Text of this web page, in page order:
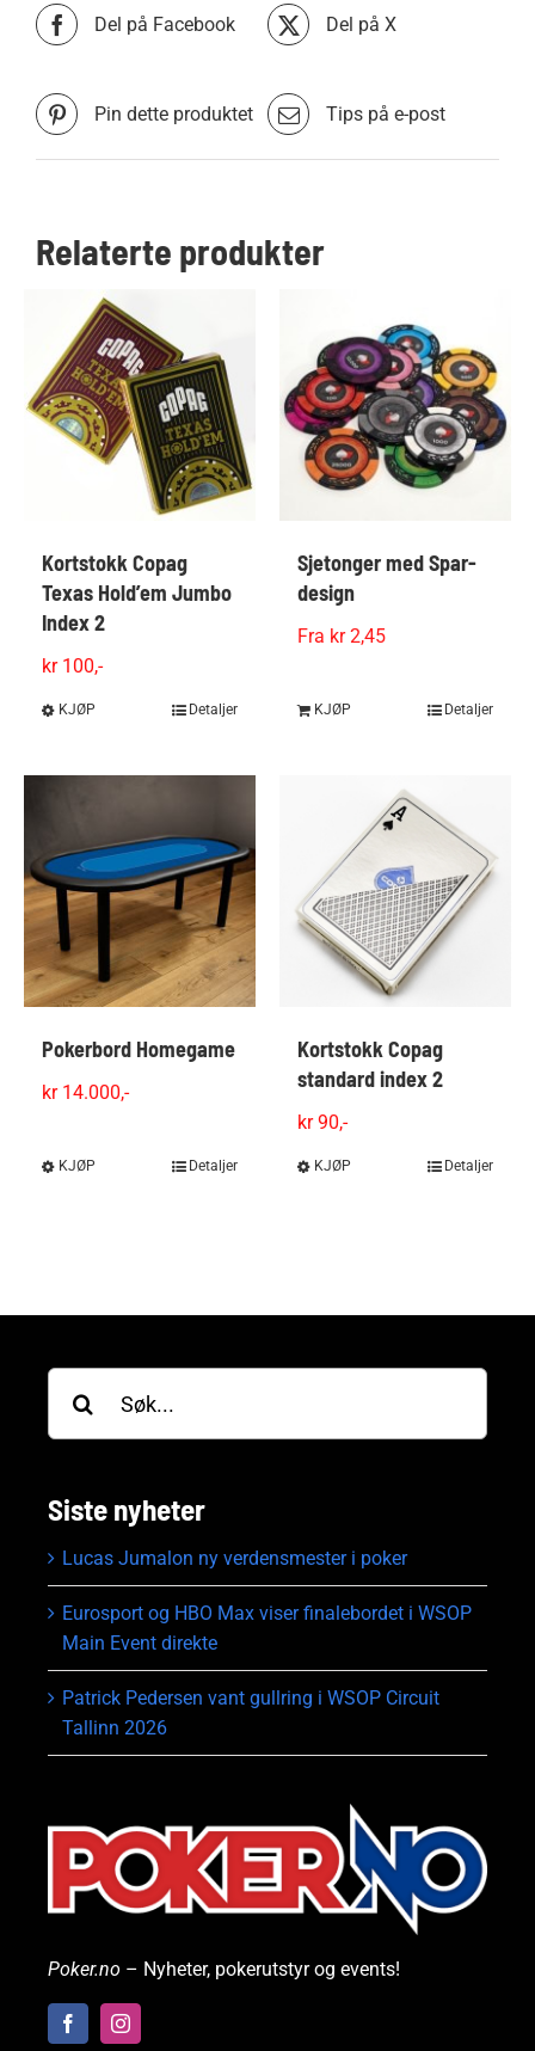
Del på Facebook Del på X
Pin dette produktet Tips på e-post
Relaterte produkter
Kortstokk Copag
Texas Hold’em Jumbo
Index 2
kr100,-
KJØP
har
varianter.
Alternativene
kan
velges
på
produktsiden
Detaljer
Sjetonger med Spar-
design
Fra kr 2,45
KJØP Detaljer
Pokerbord Homegame
kr14.000,-
KJØP
Alternativene
produktsiden
Detaljer
Kortstokk Copag
standard index 2
kr90,-
KJØP
Alternativene
produktsiden
Detaljer
Søk
etter:
Siste nyheter
Lucas Jumalon ny verdensmester i poker
Eurosport og HBO Max viser finalebordet i WSOP
Main Event direkte
Patrick Pedersen vant gullring i WSOP Circuit
Tallinn 2026
Poker.no – Nyheter, pokerutstyr og events!